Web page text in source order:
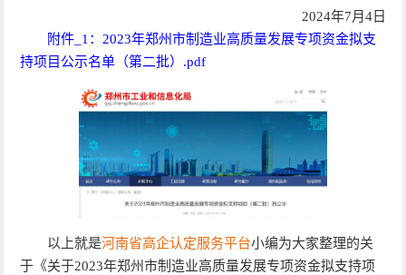
2024年7月4日
附件_1：2023年郑州市制造业高质量发展专项资金拟支
持项目公示名单（第二批）.pdf
以上就是河南省高企认定服务平台小编为大家整理的关
于《关于2023年郑州市制造业高质量发展专项资金拟支持项